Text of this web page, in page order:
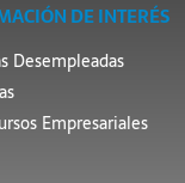
DE INTERÉS
Desempleadas
Empresariales